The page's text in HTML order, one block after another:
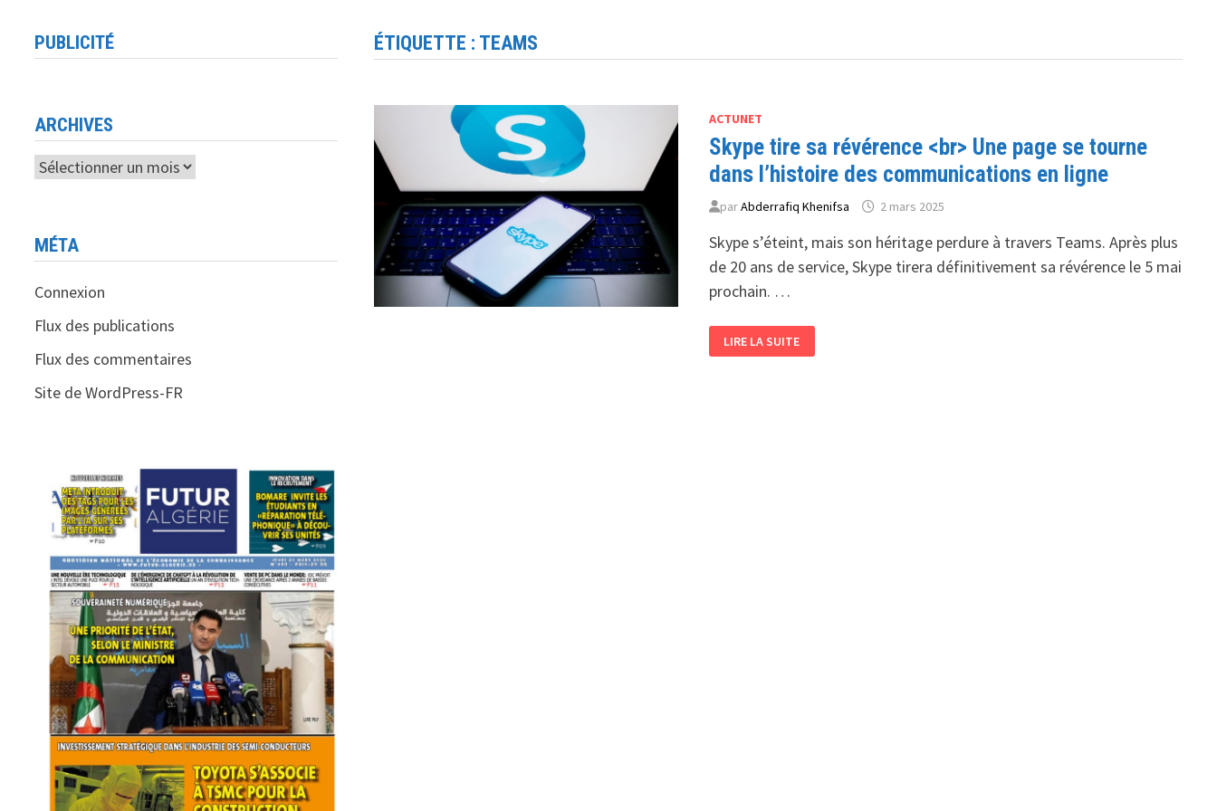
ÉTIQUETTE : TEAMS
ACTUNET
Skype tire sa révérence <br> Une page se tourne
dans l’histoire des communications en ligne
parAbderrafiq Khenifsa 2 mars 2025
Skype s’éteint, mais son héritage perdure à travers Teams. Après plus
de 20 ans de service, Skype tirera définitivement sa révérence le 5 mai
prochain. …
TIRE
SA
LIRE LA SUITE
PUBLICITÉ
ARCHIVES
Archives
MÉTA
Connexion
Flux des publications
Flux des commentaires
Site de WordPress-FR